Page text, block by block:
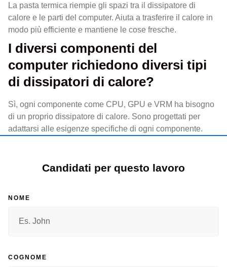
La pasta termica riempie gli spazi tra il dissipatore di
calore e le parti del computer. Aiuta a trasferire il calore in
modo più efficiente e mantiene le cose fresche.
I diversi componenti del
computer richiedono diversi tipi
di dissipatori di calore?
Sì, ogni componente come CPU, GPU e VRM ha bisogno
di un proprio dissipatore di calore. Sono progettati per
adattarsi alle esigenze specifiche di ogni componente.
Candidati per questo lavoro
NOME
COGNOME